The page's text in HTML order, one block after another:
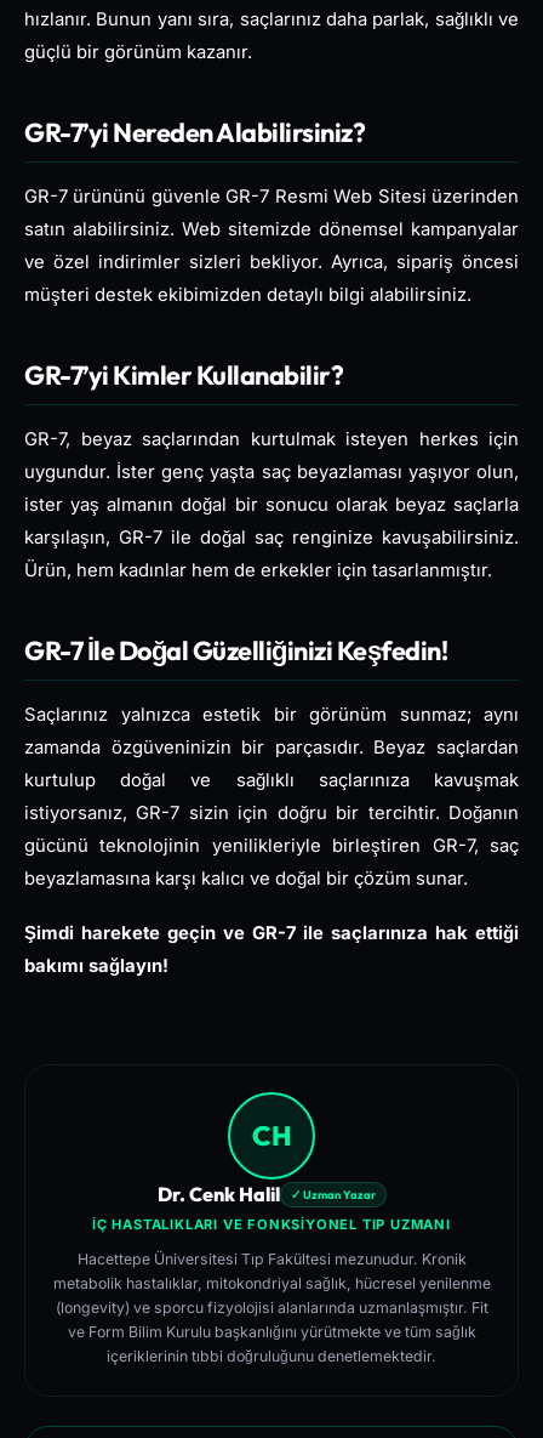
hızlanır. Bunun yanı sıra, saçlarınız daha parlak, sağlıklı ve
güçlü bir görünüm kazanır.
GR-7’yi Nereden Alabilirsiniz?
GR-7 ürününü güvenle GR-7 Resmi Web Sitesi üzerinden
satın alabilirsiniz. Web sitemizde dönemsel kampanyalar
ve özel indirimler sizleri bekliyor. Ayrıca, sipariş öncesi
müşteri destek ekibimizden detaylı bilgi alabilirsiniz.
GR-7’yi Kimler Kullanabilir?
GR-7, beyaz saçlarından kurtulmak isteyen herkes için
uygundur. İster genç yaşta saç beyazlaması yaşıyor olun,
ister yaş almanın doğal bir sonucu olarak beyaz saçlarla
karşılaşın, GR-7 ile doğal saç renginize kavuşabilirsiniz.
Ürün, hem kadınlar hem de erkekler için tasarlanmıştır.
GR-7 İle Doğal Güzelliğinizi Keşfedin!
Saçlarınız yalnızca estetik bir görünüm sunmaz; aynı
zamanda özgüveninizin bir parçasıdır. Beyaz saçlardan
kurtulup doğal ve sağlıklı saçlarınıza kavuşmak
istiyorsanız, GR-7 sizin için doğru bir tercihtir. Doğanın
gücünü teknolojinin yenilikleriyle birleştiren GR-7, saç
beyazlamasına karşı kalıcı ve doğal bir çözüm sunar.
Şimdi harekete geçin ve GR-7 ile saçlarınıza hak ettiği
bakımı sağlayın!
CH
Dr. Cenk Halil ✓ Uzman Yazar
İÇ HASTALIKLARI VE FONKSIYONEL TIP UZMANI
Hacettepe Üniversitesi Tıp Fakültesi mezunudur. Kronik
metabolik hastalıklar, mitokondriyal sağlık, hücresel yenilenme
(longevity) ve sporcu fizyolojisi alanlarında uzmanlaşmıştır. Fit
ve Form Bilim Kurulu başkanlığını yürütmekte ve tüm sağlık
içeriklerinin tıbbi doğruluğunu denetlemektedir.